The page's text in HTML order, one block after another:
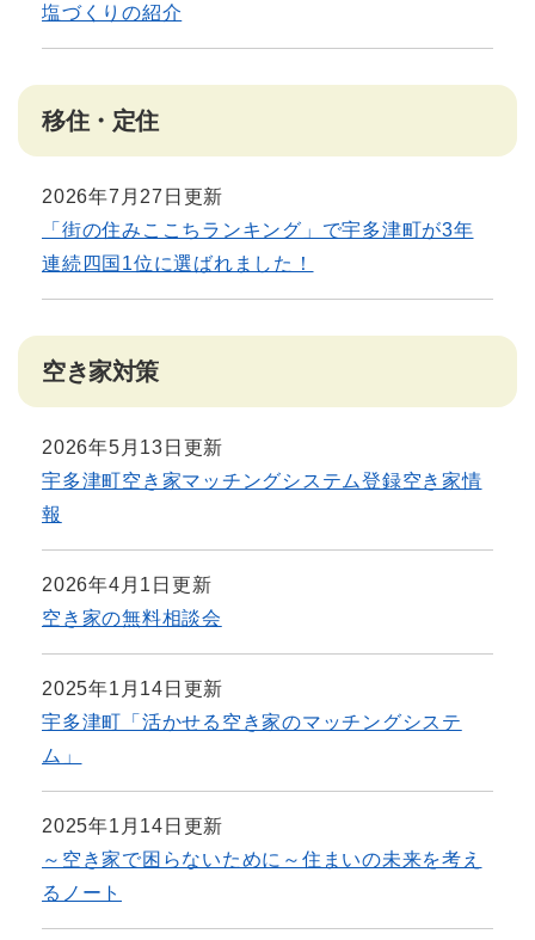
塩づくりの紹介
移住・定住
2026年7月27日更新
「街の住みここちランキング」で宇多津町が3年
連続四国1位に選ばれました！
空き家対策
2026年5月13日更新
宇多津町空き家マッチングシステム登録空き家情
報
2026年4月1日更新
空き家の無料相談会
2025年1月14日更新
宇多津町「活かせる空き家のマッチングシステ
ム」
2025年1月14日更新
～空き家で困らないために～住まいの未来を考え
るノート